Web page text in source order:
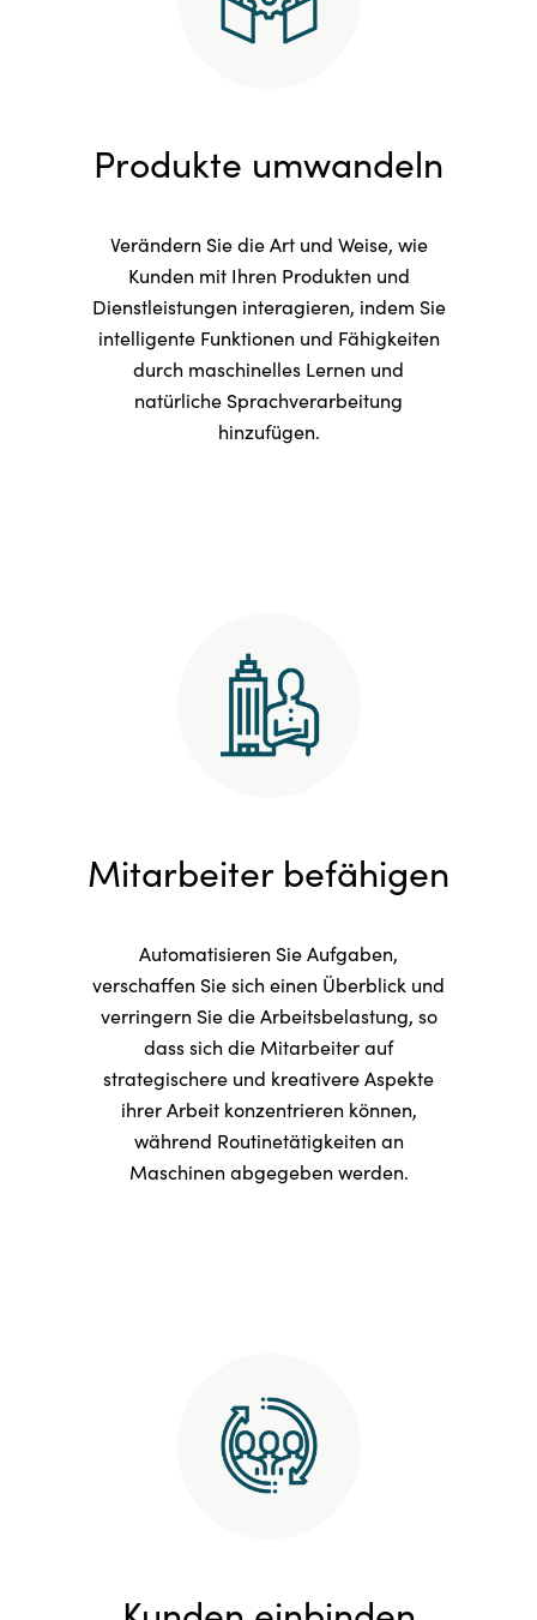
Produkte umwandeln
Verändern Sie die Art und Weise, wie
Kunden mit Ihren Produkten und
Dienstleistungen interagieren, indem Sie
intelligente Funktionen und Fähigkeiten
durch maschinelles Lernen und
natürliche Sprachverarbeitung
hinzufügen.
Mitarbeiter befähigen
Automatisieren Sie Aufgaben,
verschaffen Sie sich einen Überblick und
verringern Sie die Arbeitsbelastung, so
dass sich die Mitarbeiter auf
strategischere und kreativere Aspekte
ihrer Arbeit konzentrieren können,
während Routinetätigkeiten an
Maschinen abgegeben werden.